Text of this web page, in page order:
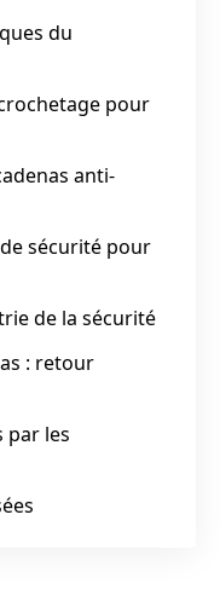
du
pour
anti-
sécurité pour
de la sécurité
: retour
par les